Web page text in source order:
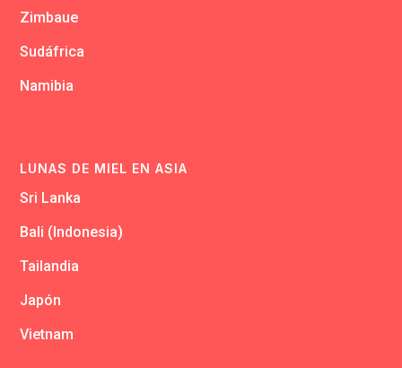
Zimbaue
Sudáfrica
Namibia
LUNAS DE MIEL EN ASIA
Sri Lanka
Bali (Indonesia)
Tailandia
Japón
Vietnam